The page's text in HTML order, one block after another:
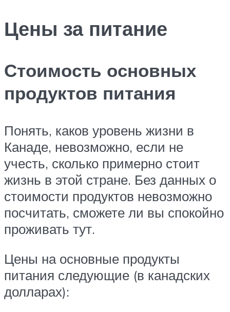
Цены за питание
Стоимость основных
продуктов питания
Понять, каков уровень жизни в
Канаде, невозможно, если не
учесть, сколько примерно стоит
жизнь в этой стране. Без данных о
стоимости продуктов невозможно
посчитать, сможете ли вы спокойно
проживать тут.
Цены на основные продукты
питания следующие (в канадских
долларах):